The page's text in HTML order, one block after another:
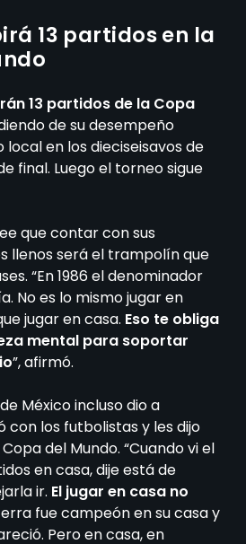
13 partidos en la
13 partidos de la Copa
de su desempeño
en los dieciseisavos de
final. Luego el torneo sigue
que contar con sus
llenos será el trampolín que
“En 1986 el denominador
No es lo mismo jugar en
jugar en casa. Eso te obliga
mental para soportar
”, afirmó.
México incluso dio a
con los futbolistas y les dijo
del Mundo. “Cuando vi el
en casa, dije está de
ir. El jugar en casa no
fue campeón en su casa y
Pero en casa, en